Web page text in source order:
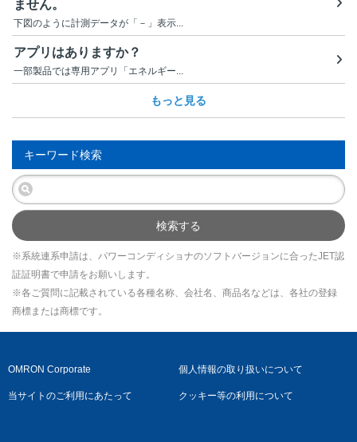
ません。
下図のように計測データが「－」表示...
アプリはありますか？
一部製品では専用アプリ「エネルギー...
もっと見る
キーワード検索
検索する
※系統連系申請は、パワーコンディショナのソフトバージョンに合ったJET認
証証明書で申請をお願いします。
※各ご質問に記載されている各種名称、会社名、商品名などは、各社の登録
商標または商標です。
OMRON Corporate 個人情報の取り扱いについて
当サイトのご利用にあたって クッキー等の利用について